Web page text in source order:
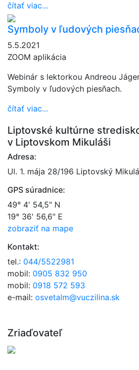
čítať viac...
Symboly v ľudových
5.5.2021
ZOOM aplikácia
Webinár s lektorkou Andreou
Symboly v ľudových piesňach.
čítať viac...
Liptovské kultúrne
v Liptovskom Mikuláši
Adresa:
Ul. 1. mája 28/196 Liptovský
GPS súradnice:
49° 4' 54,5" N
19° 36' 56,6" E
zobraziť na mape
Kontakt:
tel.: 044/5522981
mobil: 0905 832 950
mobil: 0918 572 593
e-mail: osvetalm@vuczilina.sk
Zriaďovateľ